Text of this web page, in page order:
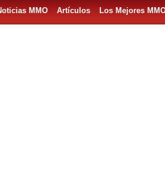
MMO Artículos Los Mejores